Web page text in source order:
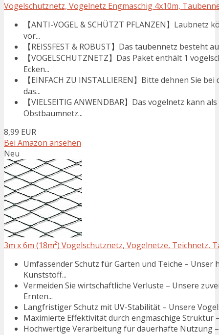
Vogelschutznetz, Vogelnetz Engmaschig 4x10m,
【ANTI-VOGEL & SCHÜTZT PFLANZEN】
vor...
【REISSFEST & ROBUST】Das taubennetz
【VOGELSCHUTZNETZ】Das Paket enthält 1
Ecken...
【EINFACH ZU INSTALLIEREN】Bitte dehnen Sie
das...
【VIELSEITIG ANWENDBAR】Das vogelnetz kann
Obstbaumnetz...
8,99 EUR
Bei Amazon ansehen
Neu
3m x 6m (18m²) Vogelschutznetz, Vogelnetze, Teichnetz,
Umfassender Schutz für Garten und Teiche –
Kunststoff...
Vermeiden Sie wirtschaftliche Verluste – Unsere
Ernten...
Langfristiger Schutz mit UV-Stabilität – Unsere
Maximierte Effektivität durch engmaschige Struktur
Hochwertige Verarbeitung für dauerhafte Nutzung